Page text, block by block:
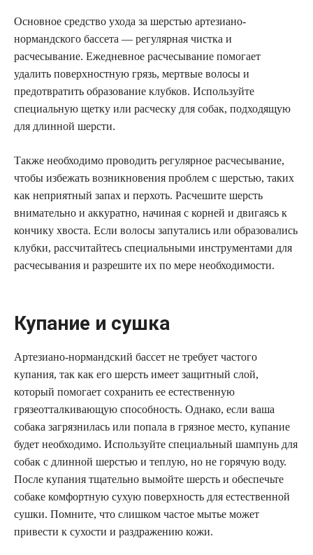
Основное средство ухода за шерстью артезиано-
нормандского бассета — регулярная чистка и
расчесывание. Ежедневное расчесывание помогает
удалить поверхностную грязь, мертвые волосы и
предотвратить образование клубков. Используйте
специальную щетку или расческу для собак, подходящую
для длинной шерсти.
Также необходимо проводить регулярное расчесывание,
чтобы избежать возникновения проблем с шерстью, таких
как неприятный запах и перхоть. Расчешите шерсть
внимательно и аккуратно, начиная с корней и двигаясь к
кончику хвоста. Если волосы запутались или образовались
клубки, рассчитайтесь специальными инструментами для
расчесывания и разрешите их по мере необходимости.
Купание и сушка
Артезиано-нормандский бассет не требует частого
купания, так как его шерсть имеет защитный слой,
который помогает сохранить ее естественную
грязеотталкивающую способность. Однако, если ваша
собака загрязнилась или попала в грязное место, купание
будет необходимо. Используйте специальный шампунь для
собак с длинной шерстью и теплую, но не горячую воду.
После купания тщательно вымойте шерсть и обеспечьте
собаке комфортную сухую поверхность для естественной
сушки. Помните, что слишком частое мытье может
привести к сухости и раздражению кожи.